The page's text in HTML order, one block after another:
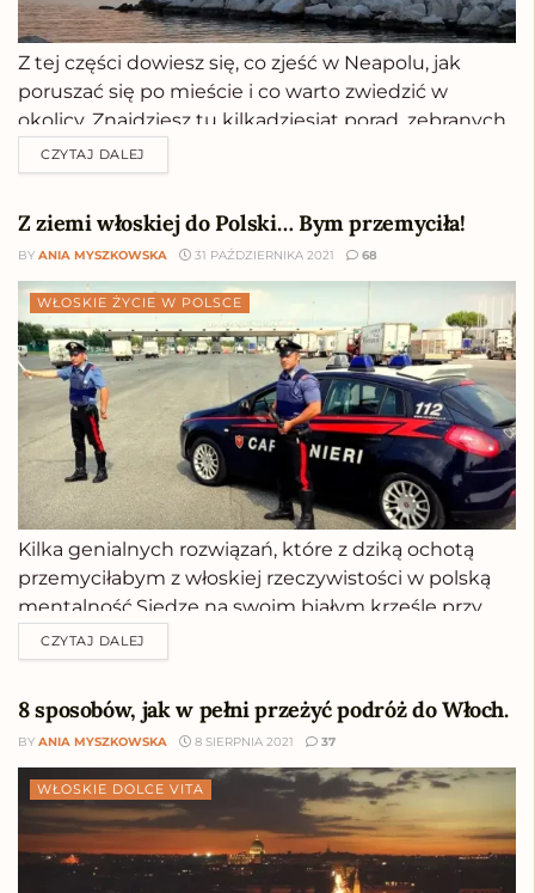
Z tej części dowiesz się, co zjeść w Neapolu, jak
poruszać się po mieście i co warto zwiedzić w
okolicy. Znajdziesz tu kilkadziesiąt porad, zebranych
w zgrabną i łatwą do praktycznego wykorzystania
całość.Z przyjemnością oddaję w Twoje ręce drugą
CZYTAJ DALEJ
Z ziemi włoskiej do Polski… Bym przemyciła!
BY ANIA MYSZKOWSKA 31 PAŹDZIERNIKA 2021 68
WŁOSKIE ŻYCIE W POLSCE
Kilka genialnych rozwiązań, które z dziką ochotą
przemyciłabym z włoskiej rzeczywistości w polską
mentalność.Siedzę na swoim białym krześle przy
tak samo białym biurku, za to kawa paruje mi z
kubka kolorowego niczym fasada orvietańskiej
malowany. Prezent od ostatniej grupy,...
CZYTAJ DALEJ
8 sposobów, jak w pełni przeżyć podróż do Włoch.
BY ANIA MYSZKOWSKA 8 SIERPNIA 2021 37
WŁOSKIE DOLCE VITA